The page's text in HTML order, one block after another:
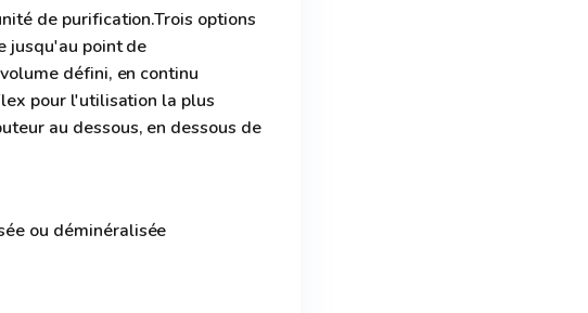
de purification.Trois options
jusqu'au point de
défini, en continu
pour l'utilisation la plus
au dessous, en dessous de
ou déminéralisée